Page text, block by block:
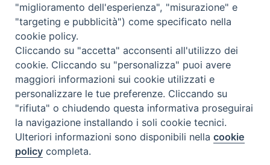
Contatti
Via Aurelia 796
00165 – Roma
tel: +39 06 661 771
email: segreteria@caritas.it
"miglioramento dell'esperienza", "misurazione" e
"targeting e pubblicità") come specificato nella
cookie policy.
Cliccando su "accetta" acconsenti all'utilizzo dei
cookie. Cliccando su "personalizza" puoi avere
maggiori informazioni sui cookie utilizzati e
personalizzare le tue preferenze. Cliccando su
"rifiuta" o chiudendo questa informativa proseguirai
la navigazione installando i soli cookie tecnici.
Ulteriori informazioni sono disponibili nellacookie
policy completa.